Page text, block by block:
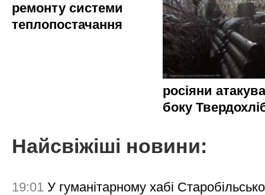
ремонту системи
теплопостачання
росіяни
боку
Найсвіжіші новини:
19:01 У гуманітарному хабі